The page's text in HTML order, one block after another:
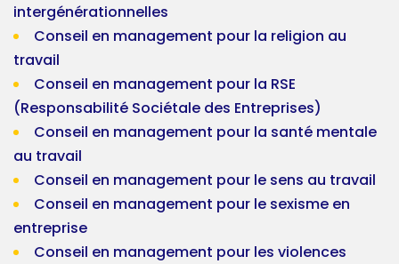
intergénérationnelles
Conseil en management pour la religion au
travail
Conseil en management pour la RSE
(Responsabilité Sociétale des Entreprises)
Conseil en management pour la santé mentale
au travail
Conseil en management pour le sens au travail
Conseil en management pour le sexisme en
entreprise
Conseil en management pour les violences